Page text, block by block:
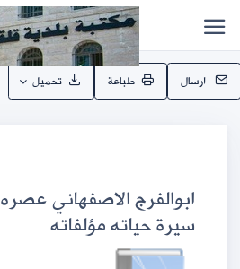
ارسال طباعة تحميل
ابوالفرج الاصفهاني عصره
سيرة حياته مؤلفاته